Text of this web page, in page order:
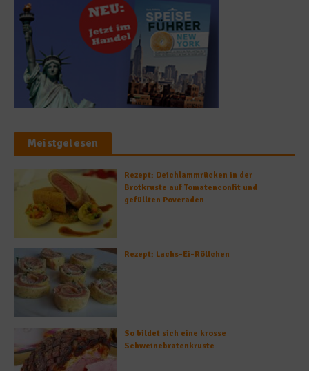
Meistgelesen
Rezept: Deichlammrücken in der
Brotkruste auf Tomatenconfit und
gefüllten Poveraden
Rezept: Lachs-Ei-Röllchen
So bildet sich eine krosse
Schweinebratenkruste